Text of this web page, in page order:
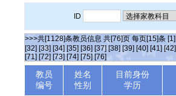
ID
>>>共[1128]条教员信息 共[76]页 每页[15]条 [1]
[32] [33] [34] [35] [36] [37] [38] [39] [40] [41] [42]
[71] [72] [73] [74] [75] [76]
教员
编号
姓名
性别
目前身份
学历